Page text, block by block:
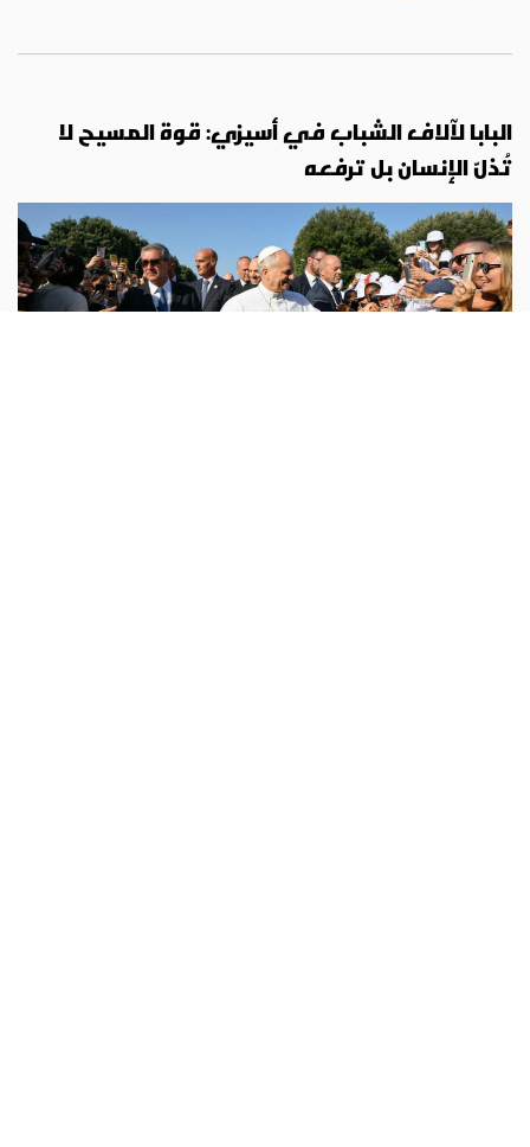
البابا لآلاف الشباب في أسيزي: قوة المسيح لا
تُذلّ الإنسان بل ترفعه